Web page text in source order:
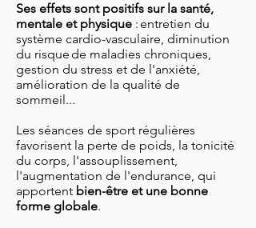
Ses effets sont positifs sur la santé,
mentale et physique : entretien du
système cardio-vasculaire, diminution
du risque de maladies chroniques,
gestion du stress et de l'anxiété,
amélioration de la qualité de
sommeil...
Les séances de sport régulières
favorisent la perte de poids, la tonicité
du corps, l'assouplissement,
l'augmentation de l'endurance, qui
apportent bien-être et une bonne
forme globale.